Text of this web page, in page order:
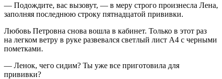
— Подождите, вас вызовут, — в меру строго произнесла Лена,
заполняя последнюю строку пятнадцатой прививки.
Любовь Петровна снова вошла в кабинет. Только в этот раз
на легком ветру в руке развевался светлый лист А4 с черными
пометками.
— Ленок, чего сидим? Ты уже все приготовила для
прививки?